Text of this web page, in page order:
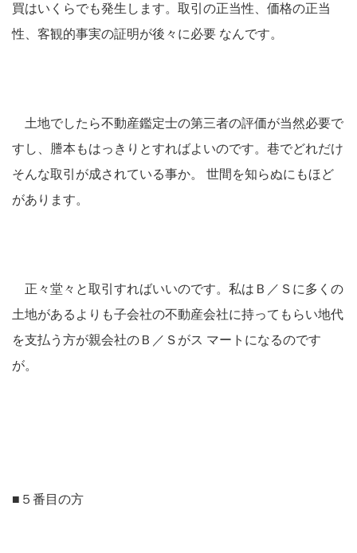
買はいくらでも発生します。取引の正当性、価格の正当
性、客観的事実の証明が後々に必要 なんです。
土地でしたら不動産鑑定士の第三者の評価が当然必要で
すし、謄本もはっきりとすればよいのです。巷でどれだけ
そんな取引が成されている事か。 世間を知らぬにもほど
があります。
正々堂々と取引すればいいのです。私はＢ／Ｓに多くの
土地があるよりも子会社の不動産会社に持ってもらい地代
を支払う方が親会社のＢ／Ｓがス マートになるのです
が。
■５番目の方